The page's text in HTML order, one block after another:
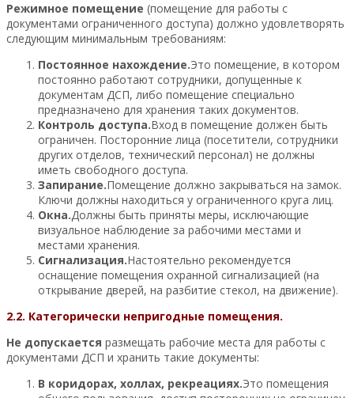
Режимное помещение (помещение для работы с
документами ограниченного доступа) должно удовлетворять
следующим минимальным требованиям:
Постоянное нахождение.Это помещение, в котором
постоянно работают сотрудники, допущенные к
документам ДСП, либо помещение специально
предназначено для хранения таких документов.
Контроль доступа.Вход в помещение должен быть
ограничен. Посторонние лица (посетители, сотрудники
других отделов, технический персонал) не должны
иметь свободного доступа.
Запирание.Помещение должно закрываться на замок.
Ключи должны находиться у ограниченного круга лиц.
Окна.Должны быть приняты меры, исключающие
визуальное наблюдение за рабочими местами и
местами хранения.
Сигнализация.Настоятельно рекомендуется
оснащение помещения охранной сигнализацией (на
открывание дверей, на разбитие стекол, на движение).
2.2. Категорически непригодные помещения.
Не допускается размещать рабочие места для работы с
документами ДСП и хранить такие документы:
В коридорах, холлах, рекреациях.Это помещения